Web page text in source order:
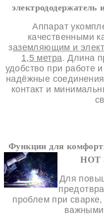
электрододержатель
Аппарат
качественными
заземляющим и
1,5 метра. Длина
удобство при работе
надёжные
контакт и
Функции для
HOT
Для
проблем при